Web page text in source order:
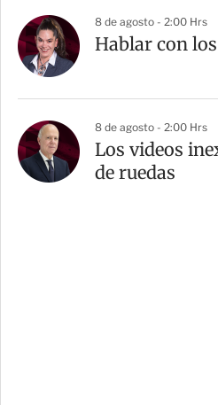
8 de agosto - 2:00 Hrs
Hablar con
8 de agosto - 2:00 Hrs
Los videos
de ruedas